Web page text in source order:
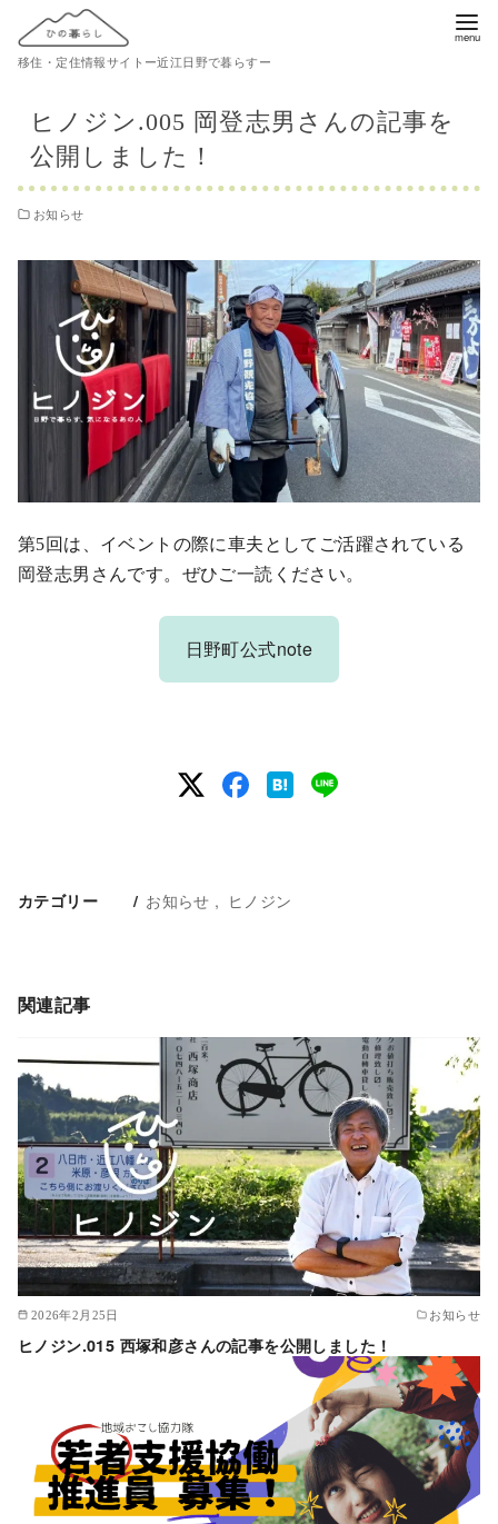
移住・定住情報サイトー近江日野で暮らすー
ヒノジン.005 岡登志男さんの記事を
公開しました！
お知らせ
第5回は、イベントの際に車夫としてご活躍されている
岡登志男さんです。ぜひご一読ください。
日野町公式note
カテゴリー お知らせ ヒノジン
関連記事
2026年2月25日 お知らせ
ヒノジン.015 西塚和彦さんの記事を公開しました！